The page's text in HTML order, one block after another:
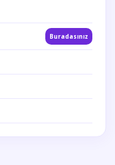
Buradasınız